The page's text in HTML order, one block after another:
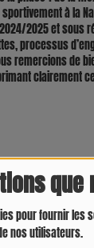
pour fournir
nos utilisateurs.
à la
2025 et sous
processus
remercions de
clairement